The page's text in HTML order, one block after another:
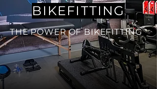
BIKEFITTING
THE POWER OF BIKEFITTING